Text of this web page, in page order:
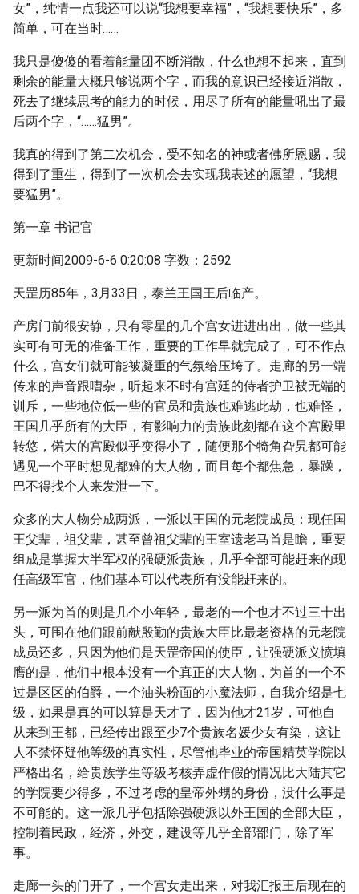
女”，纯情一点我还可以说“我想要幸福”，“我想要快乐”，多
简单，可在当时……
我只是傻傻的看着能量团不断消散，什么也想不起来，直到
剩余的能量大概只够说两个字，而我的意识已经接近消散，
死去了继续思考的能力的时候，用尽了所有的能量吼出了最
后两个字，“……猛男”。
我真的得到了第二次机会，受不知名的神或者佛所恩赐，我
得到了重生，得到了一次机会去实现我表述的愿望，“我想
要猛男”。
第一章 书记官
更新时间2009-6-6 0:20:08 字数：2592
天罡历85年，3月33日，泰兰王国王后临产。
产房门前很安静，只有零星的几个宫女进进出出，做一些其
实可有可无的准备工作，重要的工作早就完成了，可不作点
什么，宫女们就可能被凝重的气氛给压垮了。走廊的另一端
传来的声音跟嘈杂，听起来不时有宫廷的侍者护卫被无端的
训斥，一些地位低一些的官员和贵族也难逃此劫，也难怪，
王国几乎所有的大臣，有影响力的贵族此刻都在这个宫殿里
转悠，偌大的宫殿似乎变得小了，随便那个犄角旮旯都可能
遇见一个平时想见都难的大人物，而且每个都焦急，暴躁，
巴不得找个人来发泄一下。
众多的大人物分成两派，一派以王国的元老院成员：现任国
王父辈，祖父辈，甚至曾祖父辈的王室遗老马首是瞻，重要
组成是掌握大半军权的强硬派贵族，几乎全部可能赶来的现
任高级军官，他们基本可以代表所有没能赶来的。
另一派为首的则是几个小年轻，最老的一个也才不过三十出
头，可围在他们跟前献殷勤的贵族大臣比最老资格的元老院
成员还多，只因为他们是天罡帝国的使臣，让强硬派义愤填
膺的是，他们中根本没有一个真正的大人物，为首的一个不
过是区区的伯爵，一个油头粉面的小魔法师，自我介绍是七
级，如果是真的可以算是天才了，因为他才21岁，可他自
从来到王都，已经传出跟至少7个贵族名媛少女有染，这让
人不禁怀疑他等级的真实性，尽管他毕业的帝国精英学院以
严格出名，给贵族学生等级考核弄虚作假的情况比大陆其它
的学院要少得多，不过考虑的皇帝外甥的身份，没什么事是
不可能的。这一派几乎包括除强硬派以外王国的全部大臣，
控制着民政，经济，外交，建设等几乎全部部门，除了军
事。
走廊一头的门开了，一个宫女走出来，对我汇报王后现在的